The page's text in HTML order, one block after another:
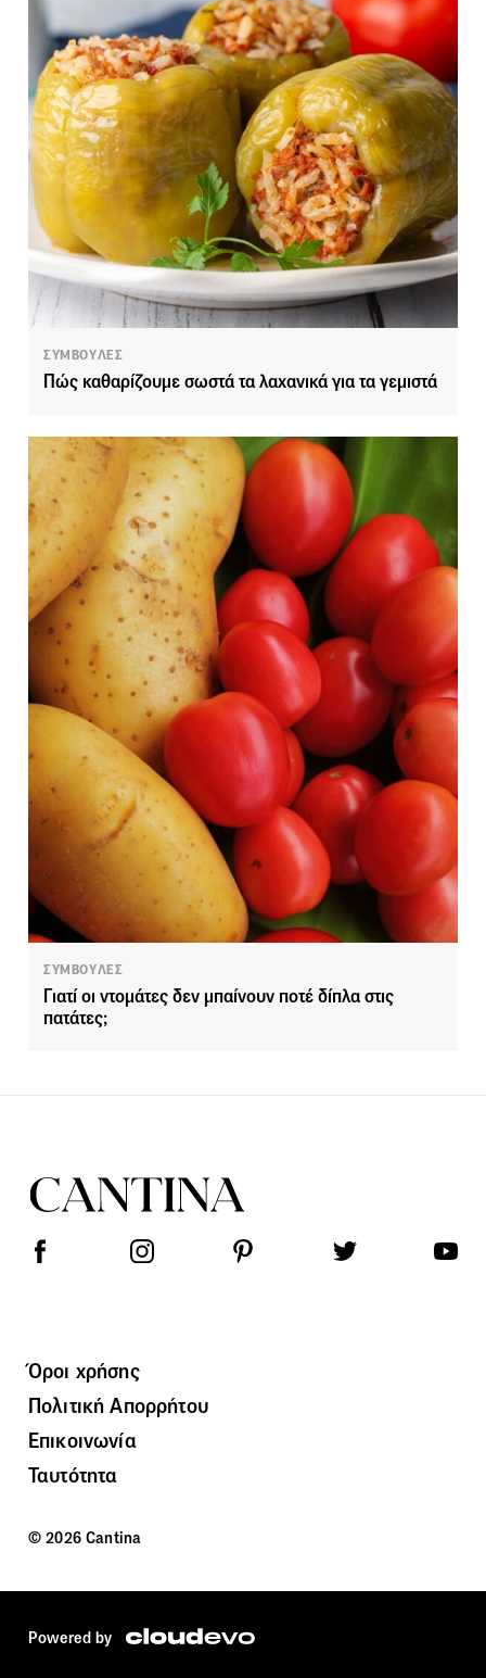
ΣΥΜΒΟΥΛΕΣ
Πώς καθαρίζουμε σωστά τα λαχανικά για τα γεμιστά
ΣΥΜΒΟΥΛΕΣ
Γιατί οι ντομάτες δεν μπαίνουν ποτέ δίπλα στις
πατάτες;
Όροι χρήσης
Πολιτική Απορρήτου
Επικοινωνία
Ταυτότητα
© 2026 Cantina
Powered by